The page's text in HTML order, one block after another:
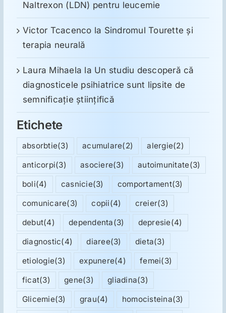
Naltrexon (LDN) pentru leucemie
Victor Tcacenco la Sindromul Tourette şi
terapia neurală
Laura Mihaela la Un studiu descoperă că
diagnosticele psihiatrice sunt lipsite de
semnificație științifică
Etichete
absorbtie(3) acumulare(2) alergie(2)
anticorpi(3) asociere(3) autoimunitate(3)
boli(4) casnicie(3) comportament(3)
comunicare(3) copii(4) creier(3)
debut(4) dependenta(3) depresie(4)
diagnostic(4) diaree(3) dieta(3)
etiologie(3) expunere(4) femei(3)
ficat(3) gene(3) gliadina(3)
Glicemie(3) grau(4) homocisteina(3)